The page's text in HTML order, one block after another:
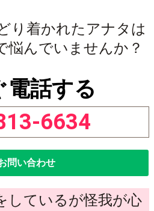
り着かれたアナタは
悩んでいませんか？
電話する
6634
問い合わせ
しているが怪我が心